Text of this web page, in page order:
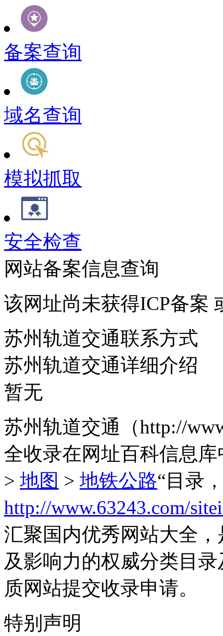
备案查询
域名查询
模拟抓取
安全检查
网站备案信息查询
该网址尚未获得ICP备案
苏州轨道交通联系方式
苏州轨道交通详细介绍
暂无
苏州轨道交通（http://
全收录在网址百科信息
> 地图 > 地铁公路“目录
http://www.63243.com/
汇聚国内优秀网站大全
及影响力的权威分类目
质网站提交收录申请。
特别声明